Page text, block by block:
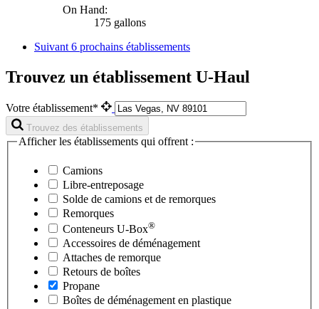
On Hand:
175 gallons
Suivant 6 prochains établissements
Trouvez un établissement U-Haul
Votre établissement*
Trouvez des établissements
Afficher les établissements qui offrent :
Camions
Libre-entreposage
Solde de camions et de remorques
Remorques
Conteneurs U-Box®
Accessoires de déménagement
Attaches de remorque
Retours de boîtes
Propane
Boîtes de déménagement en plastique